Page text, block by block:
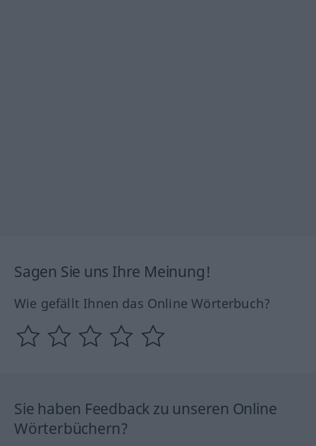
Sagen Sie uns Ihre Meinung!
Wie gefällt Ihnen das Online Wörterbuch?
Sie haben Feedback zu unseren Online
Wörterbüchern?